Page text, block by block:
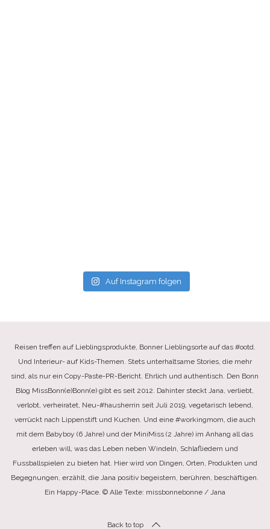
Auf Instagram folgen
Reisen treffen auf Lieblingsprodukte, Bonner Lieblingsorte auf das #ootd.
Und Interieur- auf Kids-Themen. Stets unterhaltsame Stories, die mehr
sind, als nur ein Copy-Paste-PR-Bericht. Ehrlich und authentisch. Den Bonn
Blog MissBonn(e)Bonn(e) gibt es seit 2012. Dahinter steckt Jana, verliebt,
verlobt, verheiratet, Neu-#hausherrin seit Juli 2019, vegetarisch lebend,
verrückt nach Lippenstift und Kuchen. Und eine #workingmom, die auch
mit dem Babyboy (6 Jahre) und der MiniMiss (2 Jahre) im Anhang all das
erleben will, was das Leben neben Windeln, Schlafliedern und
Fussballspielen zu bieten hat. Hier wird von Dingen, Orten, Produkten und
Begegnungen, erzählt, die Jana positiv begeistern, berühren, beschäftigen.
Ein Happy-Place. © Alle Texte: missbonnebonne / Jana
Back to top